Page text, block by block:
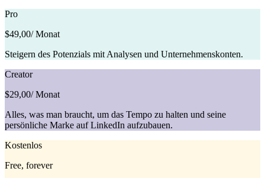
Pro
$49,00/ Monat
Steigern des Potenzials mit Analysen und Unternehmenskonten.
Creator
$29,00/ Monat
Alles, was man braucht, um das Tempo zu halten und seine
persönliche Marke auf LinkedIn aufzubauen.
Kostenlos
Free, forever